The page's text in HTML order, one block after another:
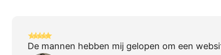
De mannen hebben mij gelopen om een